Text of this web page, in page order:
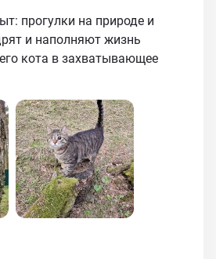
прогулки на природе и
и наполняют жизнь
кота в захватывающее